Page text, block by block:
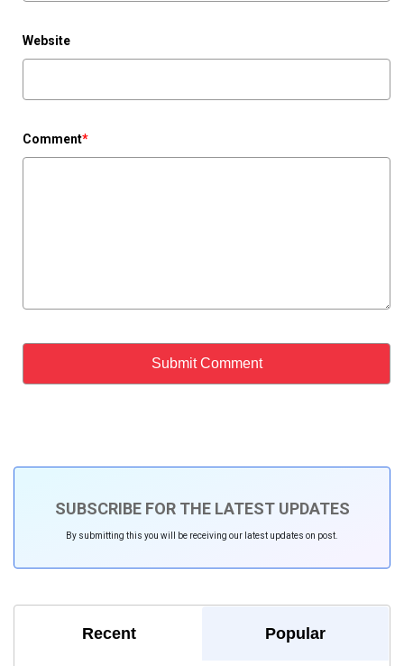
Website
Comment*
SUBSCRIBE FOR THE LATEST UPDATES
By submitting this you will be receiving our latest updates on post.
Recent Popular